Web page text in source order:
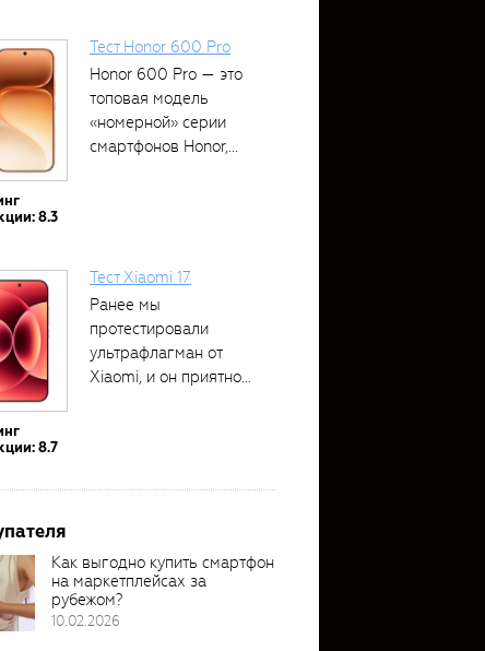
8.3
Тест Honor 600 Pro
Honor 600 Pro — это
топовая модель
«номерной» серии
смартфонов Honor,...
8.7
Тест Xiaomi 17
Ранее мы
протестировали
ультрафлагман от
Xiaomi, и он приятно
Как выгодно купить смартфон
на маркетплейсах за
рубежом?
10.02.2026